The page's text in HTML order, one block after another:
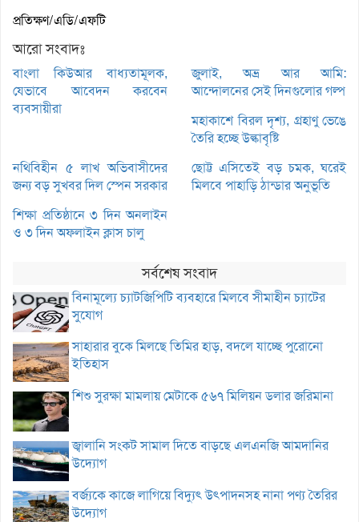
প্রতিক্ষণ/এডি/এফটি
আরো সংবাদঃ
বাংলা কিউআর বাধ্যতামূলক,
যেভাবে আবেদন করবেন
ব্যবসায়ীরা
জুলাই, অভ্র আর আমি:
আন্দোলনের সেই দিনগুলোর গল্প
মহাকাশে বিরল দৃশ্য, গ্রহাণু ভেঙে
তৈরি হচ্ছে উল্কাবৃষ্টি
নথিবিহীন ৫ লাখ অভিবাসীদের
জন্য বড় সুখবর দিল স্পেন সরকার
ছোট্ট এসিতেই বড় চমক, ঘরেই
মিলবে পাহাড়ি ঠান্ডার অনুভূতি
শিক্ষা প্রতিষ্ঠানে ৩ দিন অনলাইন
ও ৩ দিন অফলাইন ক্লাস চালু
সর্বশেষ সংবাদ
বিনামূল্যে চ্যাটজিপিটি ব্যবহারে মিলবে সীমাহীন চ্যাটের
সুযোগ
সাহারার বুকে মিলছে তিমির হাড়, বদলে যাচ্ছে পুরোনো
ইতিহাস
শিশু সুরক্ষা মামলায় মেটাকে ৫৬৭ মিলিয়ন ডলার জরিমানা
জ্বালানি সংকট সামাল দিতে বাড়ছে এলএনজি আমদানির
উদ্যোগ
বর্জ্যকে কাজে লাগিয়ে বিদ্যুৎ উৎপাদনসহ নানা পণ্য তৈরির
উদ্যোগ